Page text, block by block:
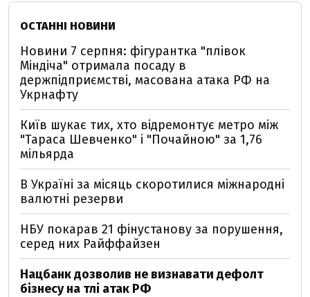
ОСТАННІ НОВИНИ
Новини 7 серпня: фігурантка "плівок
Міндіча" отримала посаду в
держпідприємстві, масована атака РФ на
Укрнафту
Київ шукає тих, хто відремонтує метро між
"Тараса Шевченко" і "Почайною" за 1,76
мільярда
В Україні за місяць скоротилися міжнародні
валютні резерви
НБУ покарав 21 фінустанову за порушення,
серед них Райффайзен
Нацбанк дозволив не визнавати дефолт
бізнесу на тлі атак РФ